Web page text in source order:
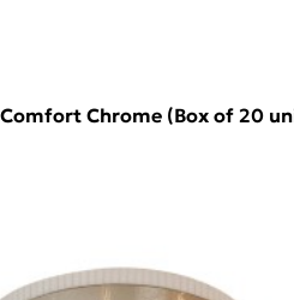
Chrome (Box of 20